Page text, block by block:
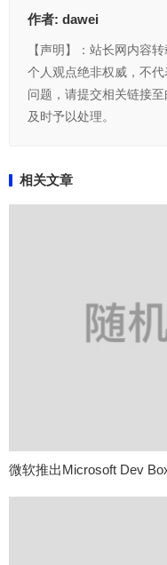
作者: dawei
【声明】：站长网内容
个人观点绝非权威，不
问题，请提交相关链接
及时予以处理。
相关文章
微软推出Microsoft Dev